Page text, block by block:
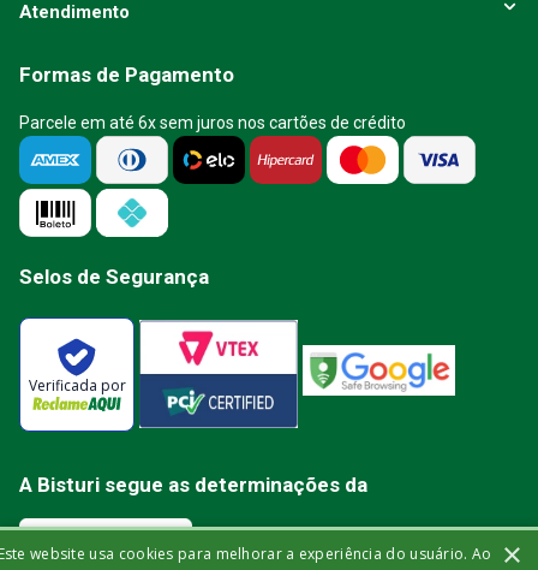
Atendimento
Formas de Pagamento
Parcele em até 6x sem juros nos cartões de crédito
Selos de Segurança
Verificada por
A Bisturi segue as determinações da
×
website usa cookies para melhorar a experiência do usuário. Ao